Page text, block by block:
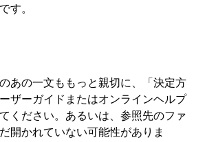
す。
あの一文ももっと親切に、「決定方
ザーガイドまたはオンラインヘルプ
ください。あるいは、参照先のファ
開かれていない可能性がありま